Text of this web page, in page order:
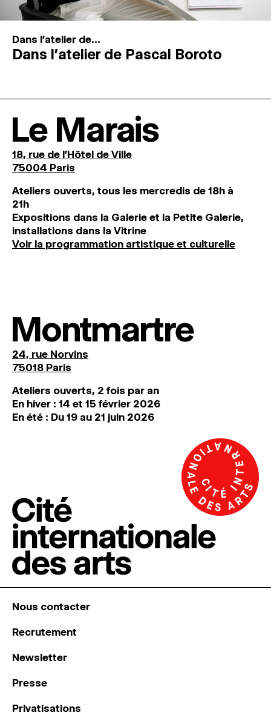
Dans l'atelier de...
Dans l’atelier de Pascal Boroto
Le Marais
18, rue de l'Hôtel de Ville
75004 Paris
Ateliers ouverts, tous les mercredis de 18h à
21h
Expositions dans la Galerie et la Petite Galerie,
installations dans la Vitrine
Voir la programmation artistique et culturelle
Montmartre
24, rue Norvins
75018 Paris
Ateliers ouverts, 2 fois par an
En hiver : 14 et 15 février 2026
En été : Du 19 au 21 juin 2026
Nous contacter
Recrutement
Newsletter
Presse
Privatisations